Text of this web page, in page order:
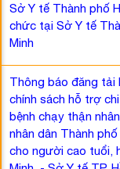
Sở Y tế Thành phố
chức tại Sở Y tế
Minh
Thông báo đăng tải
chính sách hỗ trợ
bệnh chạy thận
nhân dân Thành
cho người cao tuổi,